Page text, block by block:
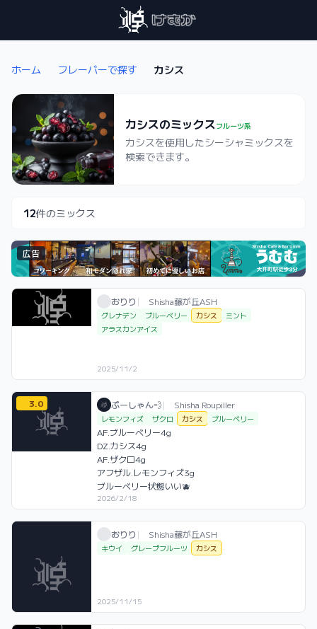
ホーム フレーバーで探す カシス
カシスのミックスフルーツ系
カシスを使用したシーシャミックスを
検索できます。
12件のミックス
広告
おりり / お店シーシャ / 2025年11月2日
おりり | Shisha藤が丘ASH
利用フレーバー
グレナデン ブルーベリー カシス
ミント
アラスカンアイス
2025/11/2
3.0 ぷーしゃん💨 / お店シーシャ / 2026年2
ぷーしゃん💨| Shisha Roupiller
利用フレーバー
レモンフィズ ザクロ カシス ブルーベリー
コメント
AF.ブルーベリー4g
DZ.カシス4g
AF.ザクロ4g
アフザル.レモンフィズ3g
ブルーベリー状態いい🫐
評価
2026/2/18
おりり / お店シーシャ / 2025年11月15日
おりり | Shisha藤が丘ASH
利用フレーバー
キウイ グレープフルーツ カシス
2025/11/15